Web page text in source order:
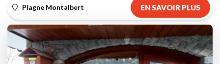
Plagne Montalbert EN SAVOIR PLUS